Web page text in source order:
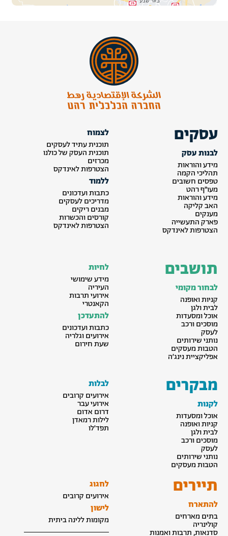
עסקים
לבנות עסק
מידע והוראות
תהליכי הקמה
טפסים חשובים
מעו״ף רהט
מידע והוראות
האב קליקה
מענקים
פארק התעשייה
הצטרפות לאינדקס
לצמוח
תוכנית עתיד לעסקים
תוכנית העסק של כולנו
מכרזים
הצטרפות לאינדקס
ללמוד
כתבות ועדכונים
מדריכים לעסקים
מבנים ריקים
קורסים והכשרות
הצטרפות לאינדקס
תושבים
לבחור מקומי
קניות ואופנה
לבית ולגן
אוכל ומסעדות
מוסכים ורכב
לעסק
נותני שירותים
הטבות מעסקים
אפליקציית נינג׳ה
לחיות
מידע שימושי
העיריה
אירועי תרבות
הקאנטרי
להתעדכן
כתבות ועדכונים
אירועים וגלריה
שעת חירום
מבקרים
לקנות
אוכל ומסעדות
קניות ואופנה
לבית ולגן
מוסכים ורכב
לעסק
נותני שירותים
הטבות מעסקים
לבלות
אירועים קרובים
אירועי עבר
דרום אדום
לילות רמאדן
תפד׳לו
תיירים
להתארח
בתים מארחים
קולינריה
סדנאות, תרבות ואמנות
לחגוג
אירועים קרובים
לישון
מקומות ללינה ביתית